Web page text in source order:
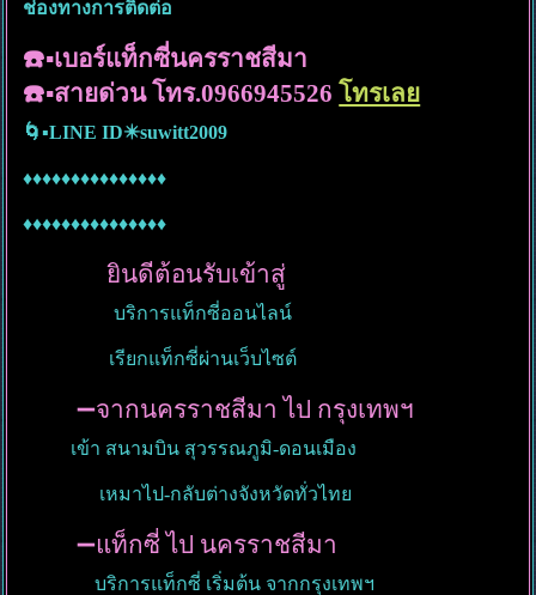
ช่องทางการติดต่อ
☎️▪️เบอร์แท็กซี่นครราชสีมา
☎️▪️สายด่วน โทร.0966945526โทรเลย
🌀▪️LINE ID✴️suwitt2009
♦️♦️♦️♦️♦️♦️♦️♦️♦️♦️♦️♦️♦️♦️♦️
♦️♦️♦️♦️♦️♦️♦️♦️♦️♦️♦️♦️♦️♦️♦️
ยินดีต้อนรับเข้าสู่
บริการแท็กซี่ออนไลน์
เรียกแท็กซี่ผ่านเว็บไซต์
➖จากนครราชสีมา ไป กรุงเทพฯ
เข้า สนามบิน สุวรรณภูมิ-ดอนเมือง
เหมาไป-กลับต่างจังหวัดทั่วไทย
➖แท็กซี่ ไป นครราชสีมา
บริการแท็กซี่ เริ่มต้น จากกรุงเทพฯ